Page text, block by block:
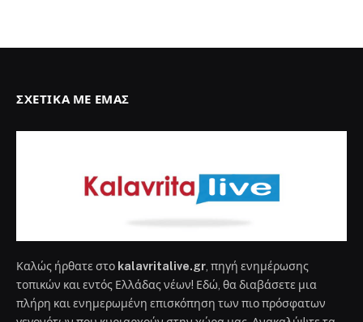
ΣΧΕΤΙΚΆ ΜΕ ΕΜΆΣ
Καλώς ήρθατε στο kalavritalive.gr , πηγή ενημέρωσης
τοπικών και εντός Ελλάδας νέων! Εδώ, θα διαβάσετε μια
πλήρη και ενημερωμένη επισκόπηση των πιο πρόσφατων